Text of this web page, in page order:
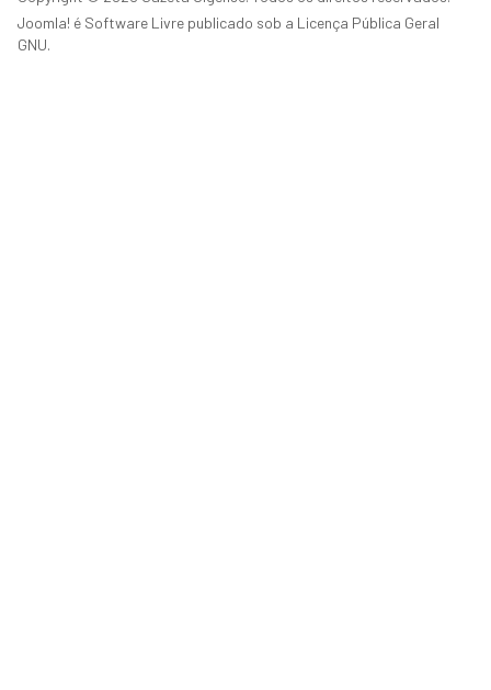
Joomla! é Software Livre publicado sob a Licença Pública Geral
GNU.